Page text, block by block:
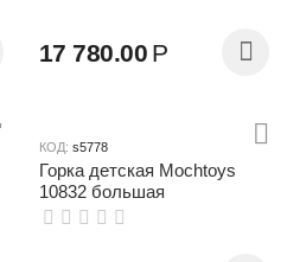
17 780.00 Р
КОД: s5778
Горка детская Mochtoys
10832 большая